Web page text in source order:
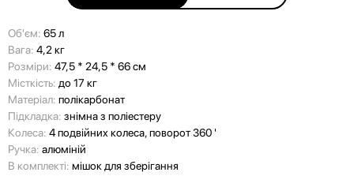
Об'єм: 65 л
Вага: 4,2 кг
Розміри: 47,5 * 24,5 * 66 см
Місткість: до 17 кг
Матеріал: полікарбонат
Підкладка: знімна з поліестеру
Колеса: 4 подвійних колеса, поворот 360 '
Ручка: алюміній
В комплекті: мішок для зберігання